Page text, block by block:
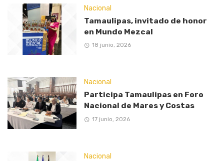
Nacional
Tamaulipas, invitado de honor
en Mundo Mezcal
18 junio, 2026
Nacional
Participa Tamaulipas en Foro
Nacional de Mares y Costas
17 junio, 2026
Nacional